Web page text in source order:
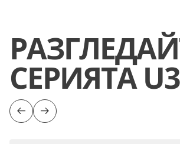
СЕРИЯТА U3
Previous
Next